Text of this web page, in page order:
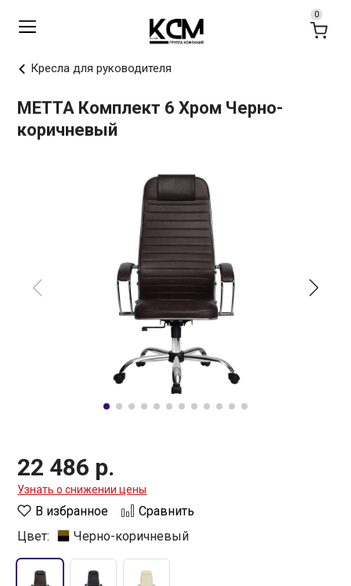
Кресла для руководителя
МЕТТА Комплект 6 Хром Черно-
коричневый
22 486 р.
Узнать о снижении цены
В избранное
Сравнить
Цвет:
Черно-коричневый